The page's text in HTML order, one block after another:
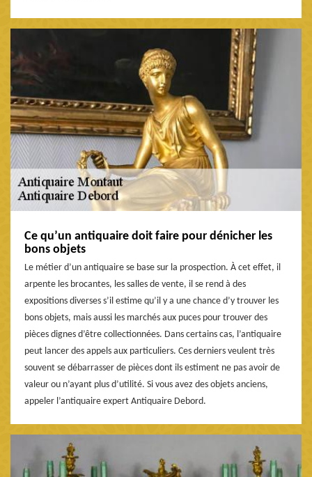
Ce qu’un antiquaire doit faire pour dénicher les
bons objets
Le métier d’un antiquaire se base sur la prospection. À cet effet, il
arpente les brocantes, les salles de vente, il se rend à des
expositions diverses s’il estime qu’il y a une chance d’y trouver les
bons objets, mais aussi les marchés aux puces pour trouver des
pièces dignes d’être collectionnées. Dans certains cas, l’antiquaire
peut lancer des appels aux particuliers. Ces derniers veulent très
souvent se débarrasser de pièces dont ils estiment ne pas avoir de
valeur ou n’ayant plus d’utilité. Si vous avez des objets anciens,
appeler l’antiquaire expert Antiquaire Debord.